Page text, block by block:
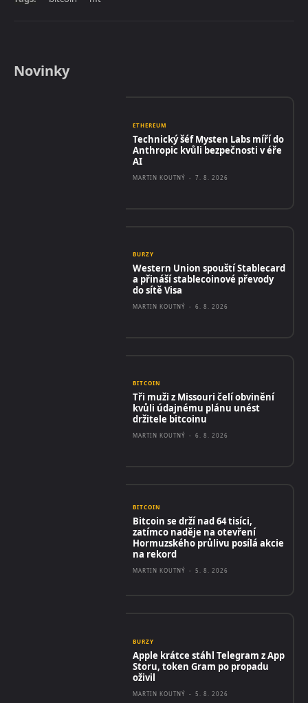
Novinky
ETHEREUM
Technický šéf Mysten Labs míří do
Anthropic kvůli bezpečnosti v éře
AI
MARTIN KOUTNÝ - 7. 8. 2026
BURZY
Western Union spouští Stablecard
a přináší stablecoinové převody
do sítě Visa
MARTIN KOUTNÝ - 6. 8. 2026
BITCOIN
Tři muži z Missouri čelí obvinění
kvůli údajnému plánu unést
držitele bitcoinu
MARTIN KOUTNÝ - 6. 8. 2026
BITCOIN
Bitcoin se drží nad 64 tisíci,
zatímco naděje na otevření
Hormuzského průlivu posílá akcie
na rekord
MARTIN KOUTNÝ - 5. 8. 2026
BURZY
Apple krátce stáhl Telegram z App
Storu, token Gram po propadu
oživil
MARTIN KOUTNÝ - 5. 8. 2026